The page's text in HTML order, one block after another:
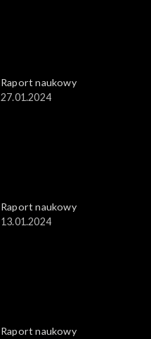
Raport naukowy
27.01.2024
Raport naukowy
13.01.2024
Raport naukowy